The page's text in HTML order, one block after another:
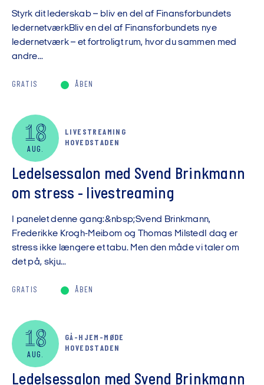
Styrk dit lederskab – bliv en del af Finansforbundets
ledernetværkBliv en del af Finansforbundets nye
ledernetværk – et fortroligt rum, hvor du sammen med
andre...
GRATIS ÅBEN
18
AUG.
LIVESTREAMING
HOVEDSTADEN
Ledelsessalon med Svend Brinkmann
om stress - livestreaming
I panelet denne gang:&nbsp;Svend Brinkmann,
Frederikke Krogh-Meibom og Thomas MilstedI dag er
stress ikke længere et tabu. Men den måde vi taler om
det på, skju...
GRATIS ÅBEN
18
AUG.
GÅ-HJEM-MØDE
HOVEDSTADEN
Ledelsessalon med Svend Brinkmann